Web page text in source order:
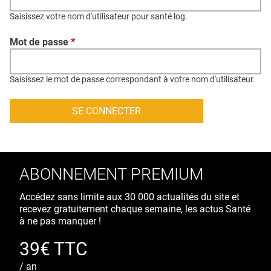
CONTACT
CRÉDITS
Saisissez votre nom d'utilisateur pour santé log.
Mot de passe *
Saisissez le mot de passe correspondant à votre nom d'utilisateur.
ABONNEMENT PREMIUM
Accédez sans limite aux 30 000 actualités du site et
recevez gratuitement chaque semaine, les actus Santé
à ne pas manquer !
39€ TTC
/ an